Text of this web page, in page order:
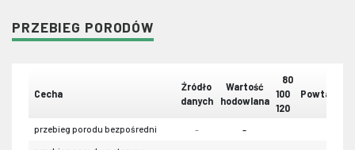
PRZEBIEG PORODÓW
Cecha
Źródło
danych
Wartość
hodowlana
80
100
120
przebieg porodu bezpośredni - -